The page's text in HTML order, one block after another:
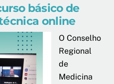
básico de
online
O Conselho
Regional
de
Medicina